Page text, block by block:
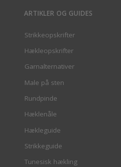
ARTIKLER OG GUIDES
Strikkeopskrifter
Hækleopskrifter
Garnalternativer
Male på sten
Rundpinde
Hæklenåle
Hækleguide
Strikkeguide
Tunesisk hækling